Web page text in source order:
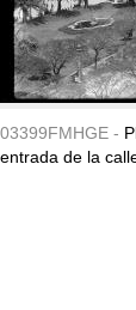
03399FMHGE -
entrada de la